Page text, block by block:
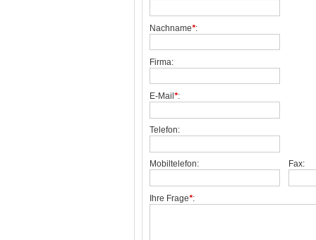
Nachname*:
Firma:
E-Mail *:
Telefon:
Mobiltelefon: Fax:
Ihre Frage*: